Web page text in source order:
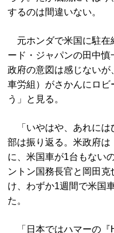
するのは間違いない。
元ホンダで米国に駐在
ード・ジャパンの田中
政府の意図は感じない
車労組）がさかんにロ
う」と見る。
「いやはや、あれには
部は振り返る。米政府
に、米国車が1台もない
ントン国務長官と岡田
け、わずか1週間で米国
た。
「日本ではハマーの『